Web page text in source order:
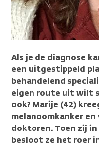
Als je de diagnose
een uitgestippeld
behandelend
eigen route uit wilt
ook? Marije (42)
melanoomkanker
doktoren. Toen zij
besloot ze het roer